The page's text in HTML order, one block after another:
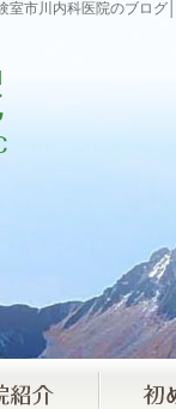
室市川内科医院のブログ